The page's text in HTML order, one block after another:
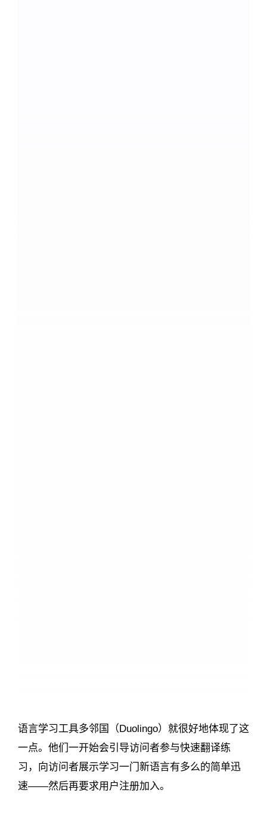
语言学习工具多邻国（Duolingo）就很好地体现了这
一点。他们一开始会引导访问者参与快速翻译练
习，向访问者展示学习一门新语言有多么的简单迅
速——然后再要求用户注册加入。